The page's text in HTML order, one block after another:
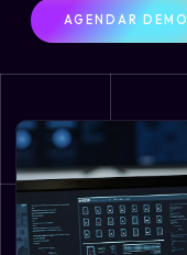
AGENDAR DEMO